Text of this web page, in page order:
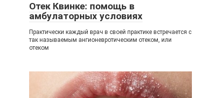
Отек Квинке: помощь в
амбулаторных условиях
Практически каждый врач в своей практике встречается с
так называемым ангионевротическим отеком, или
отеком